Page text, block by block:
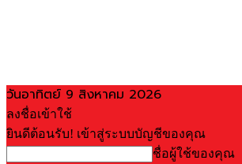
วันอาทิตย์ 9 สิงหาคม 2026
ลงชื่อเข้าใช้
ยินดีต้อนรับ! เข้าสู่ระบบบัญชีของคุณ
ชื่อผู้ใช้ของคุณ